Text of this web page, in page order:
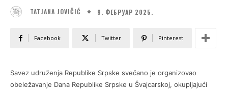
TATJANA JOVIČIĆ 9. ФЕБРУАР 2025.
Facebook Twitter Pinterest
Savez udruženja Republike Srpske svečano je organizovao
obeležavanje Dana Republike Srpske u Švajcarskoj, okupljajući